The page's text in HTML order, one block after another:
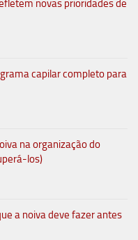
novas prioridades de
capilar completo para
na organização do
los)
a noiva deve fazer antes